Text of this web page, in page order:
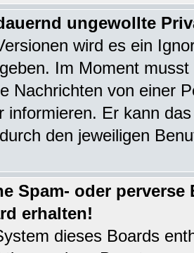
ungewollte
wird es ein
Im Moment
Nachrichten von einer
informieren. Er kann
den jeweiligen
Spam- oder
erhalten!
dieses Boards